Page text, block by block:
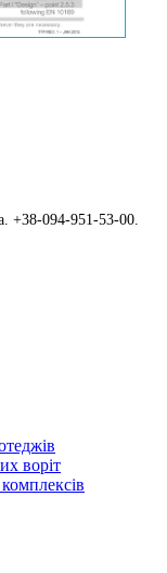
+38-094-951-53-00.
воріт